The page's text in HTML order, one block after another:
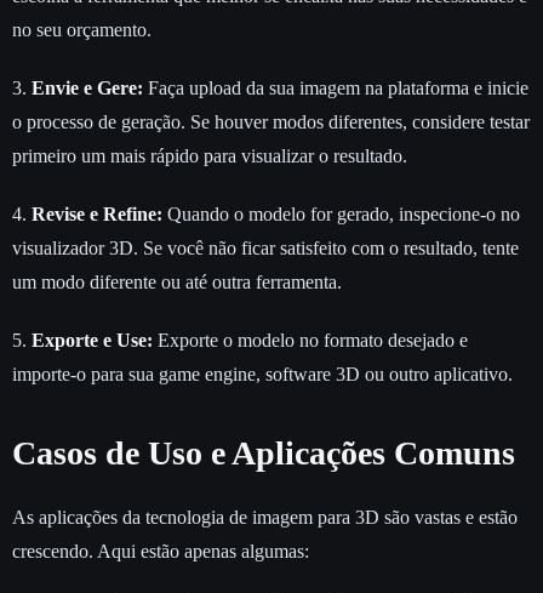
no seu orçamento.
3. Envie e Gere: Faça upload da sua imagem na plataforma e inicie
o processo de geração. Se houver modos diferentes, considere testar
primeiro um mais rápido para visualizar o resultado.
4. Revise e Refine: Quando o modelo for gerado, inspecione-o no
visualizador 3D. Se você não ficar satisfeito com o resultado, tente
um modo diferente ou até outra ferramenta.
5. Exporte e Use: Exporte o modelo no formato desejado e
importe-o para sua game engine, software 3D ou outro aplicativo.
Casos de Uso e Aplicações Comuns
As aplicações da tecnologia de imagem para 3D são vastas e estão
crescendo. Aqui estão apenas algumas: